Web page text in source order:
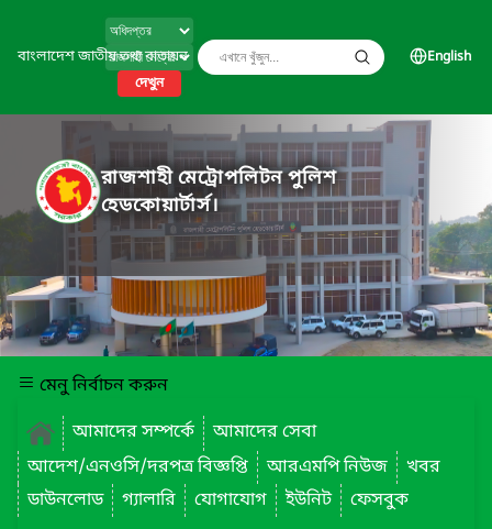
বাংলাদেশ জাতীয় তথ্য বাতায়ন
দেখুন
English
রাজশাহী মেট্রোপলিটন পুলিশ
হেডকোয়ার্টার্স।
মেনু নির্বাচন করুন
আমাদের সম্পর্কে
আমাদের সেবা
আদেশ/এনওসি/দরপত্র বিজ্ঞপ্তি
আরএমপি নিউজ
খবর
ডাউনলোড
গ্যালারি যোগাযোগ ইউনিট ফেসবুক